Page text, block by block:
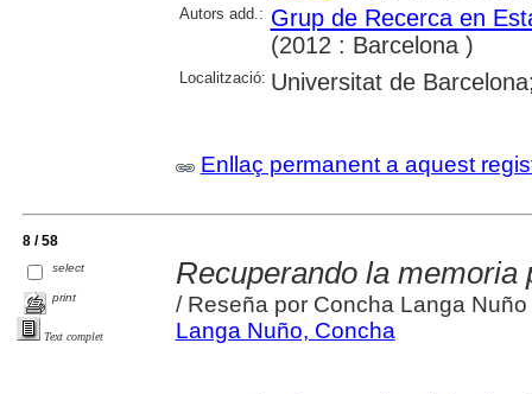
Autors add.: Grup de Recerca en
(2012 : Barcelona )
Localització: Universitat de
Enllaç permanent a aquest
8 / 58
select
print
Text complet
Recuperando la
/ Reseña por Concha Langa Nuño
Langa Nuño, Concha